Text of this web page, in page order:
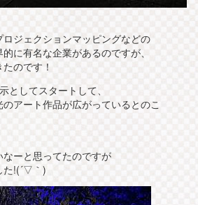
ジェクションマッピングなどの
に有名な企業があるのですが、
のです！
としてスタートして、
アート作品が広がっているとのこ
ーと思ってたのですが
た!(´▽｀)